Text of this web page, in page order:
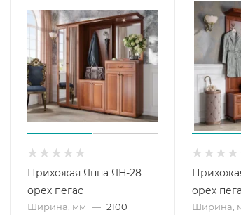
Прихожая Янна ЯН-28
орех пегас
Ширина, мм — 2100
орех
Ширина,